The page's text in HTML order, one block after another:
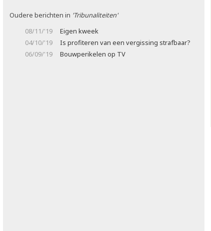
Oudere berichten in 'Tribunaliteiten'
08/11/'19
Eigen kweek
04/10/'19
Is profiteren van een vergissing strafbaar?
06/09/'19
Bouwperikelen op TV